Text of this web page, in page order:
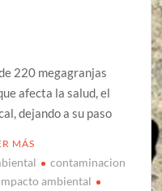
220 megagranjas
afecta la salud, el
dejando a su paso
MÁS
contaminacion
ambiental